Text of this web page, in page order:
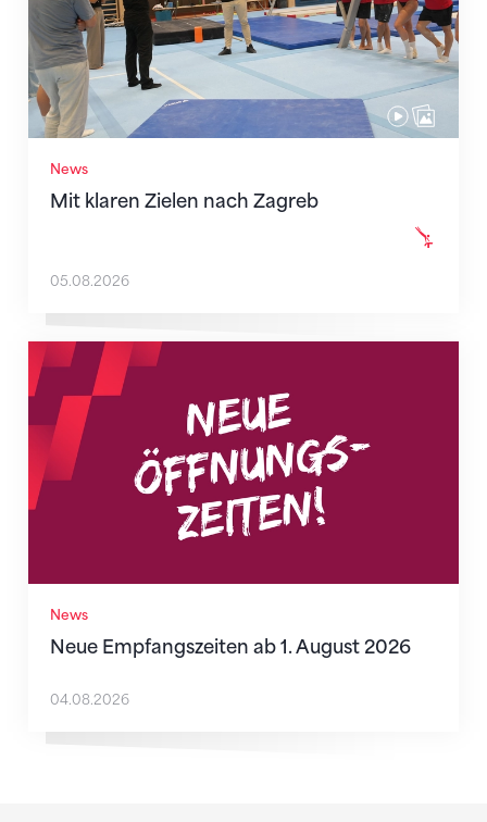
News
Mit klaren Zielen nach Zagreb
05.08.2026
News
Neue Empfangszeiten ab 1. August 2026
Neue Empfangszeiten ab 1. August 2026
04.08.2026